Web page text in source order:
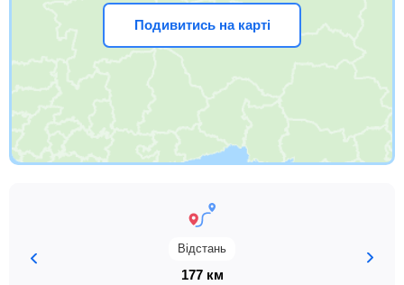
Подивитись на карті
Відстань
177 км